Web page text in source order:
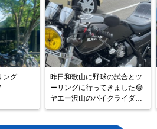
ング
だけに長
昨日和歌山に野球の試合とツ
ーリングに行ってきました😂
ヤエー沢山のバイクライダー
の方が返して頂きました🏍️😄